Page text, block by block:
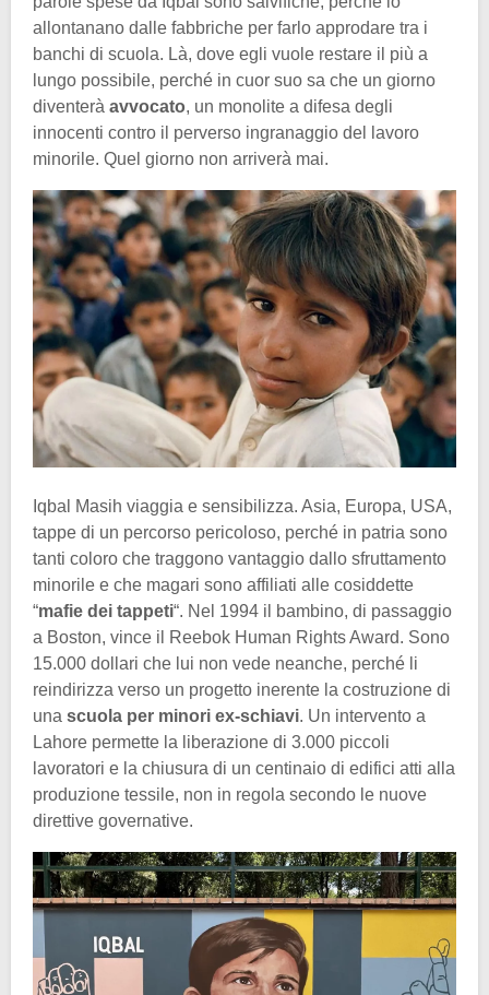
allontanano dalle fabbriche per farlo approdare tra i
banchi di scuola. Là, dove egli vuole restare il più a
lungo possibile, perché in cuor suo sa che un giorno
diventerà avvocato, un monolite a difesa degli
innocenti contro il perverso ingranaggio del lavoro
minorile. Quel giorno non arriverà mai.
Iqbal Masih viaggia e sensibilizza. Asia, Europa, USA,
tappe di un percorso pericoloso, perché in patria sono
tanti coloro che traggono vantaggio dallo sfruttamento
minorile e che magari sono affiliati alle cosiddette
“mafie dei tappeti“. Nel 1994 il bambino, di passaggio
a Boston, vince il Reebok Human Rights Award. Sono
15.000 dollari che lui non vede neanche, perché li
reindirizza verso un progetto inerente la costruzione di
una scuola per minori ex-schiavi. Un intervento a
Lahore permette la liberazione di 3.000 piccoli
lavoratori e la chiusura di un centinaio di edifici atti alla
produzione tessile, non in regola secondo le nuove
direttive governative.